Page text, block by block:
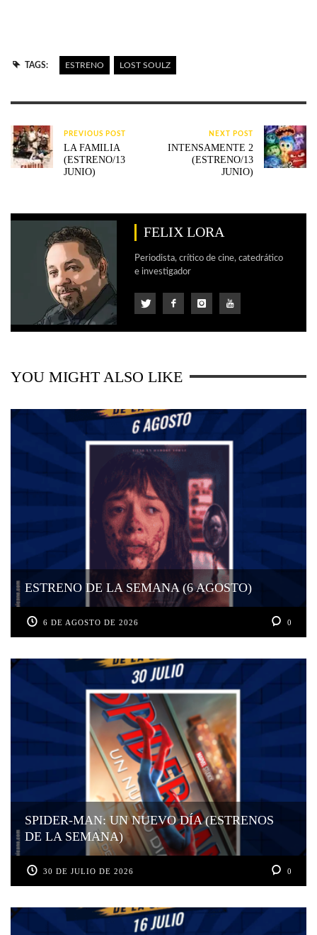
TAGS: ESTRENO LOST SOULZ
PREVIOUS POST
LA FAMILIA
(ESTRENO/13
JUNIO)
NEXT POST
INTENSAMENTE 2
(ESTRENO/13
JUNIO)
FELIX LORA
Periodista, crítico de cine, catedrático
e investigador
YOU MIGHT ALSO LIKE
ESTRENO DE LA SEMANA (6 AGOSTO)
6 DE AGOSTO DE 2026 0
SPIDER-MAN: UN NUEVO DÍA (ESTRENOS
DE LA SEMANA)
30 DE JULIO DE 2026 0